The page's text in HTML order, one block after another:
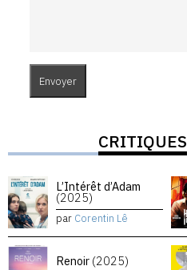
CRITIQUES
L’Intérêt d’Adam
(2025)
par Corentin Lê
Renoir (2025)